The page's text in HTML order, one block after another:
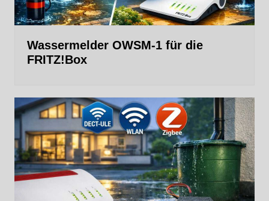
Wassermelder OWSM‑1 für die
FRITZ!Box